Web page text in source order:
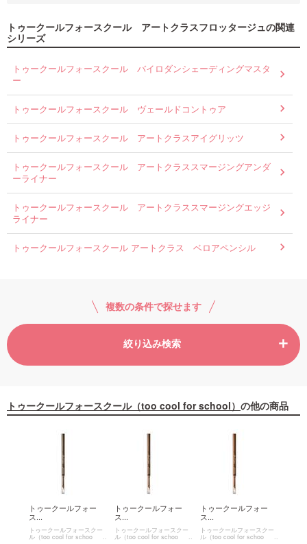
トゥークールフォースクール アートクラスフロッタージュの関連
シリーズ
トゥークールフォースクール バイロダンシェーディングマスタ
ー
トゥークールフォースクール ヴェールドコントゥア
トゥークールフォースクール アートクラスアイグリッツ
トゥークールフォースクール アートクラススマージングアンダ
ーライナー
トゥークールフォースクール アートクラススマージングエッジ
ライナー
トゥークールフォースクール アートクラス ベロアペンシル
複数の条件で探せます
絞り込み検索
トゥークールフォースクール（too cool for school） の他の商品
トゥークールフォー
ス...
トゥークールフォースクー
ル（too cool for schoo
トゥークールフォー
ス...
トゥークールフォースクー
ル（too cool for schoo
トゥークールフォー
ス...
トゥークールフォースクー
ル（too cool for schoo